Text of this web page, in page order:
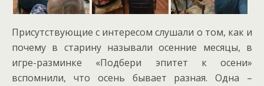
Присутствующие с интересом слушали о том, как и
почему в старину называли осенние месяцы, в
игре-разминке «Подбери эпитет к осени»
вспомнили, что осень бывает разная. Одна –